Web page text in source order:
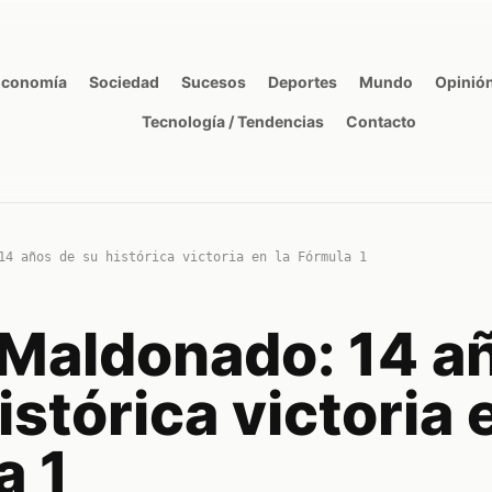
Sociedad Sucesos Deportes Mundo
Tecnología / Tendencias Contacto
14 años de su histórica victoria en la Fórmula 1
14
victoria
1